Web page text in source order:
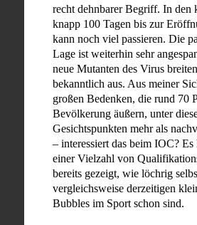
recht dehnbarer Begriff. In den
knapp 100 Tagen bis zur
kann noch viel passieren. Die
Lage ist weiterhin sehr
neue Mutanten des Virus
bekanntlich aus. Aus meiner
großen Bedenken, die rund 70
Bevölkerung äußern, unter
Gesichtspunkten mehr als
– interessiert das beim IOC? Es
einer Vielzahl von
bereits gezeigt, wie löchrig
vergleichsweise derzeitigen
Bubbles im Sport schon sind.